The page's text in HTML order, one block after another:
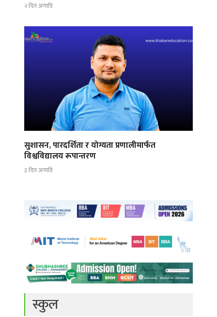
२ दिन अगाडि
सुशासन, पारदर्शिता र योग्यता प्रणालीमार्फत
विश्वविद्यालय रूपान्तरण
३ दिन अगाडि
स्कुल